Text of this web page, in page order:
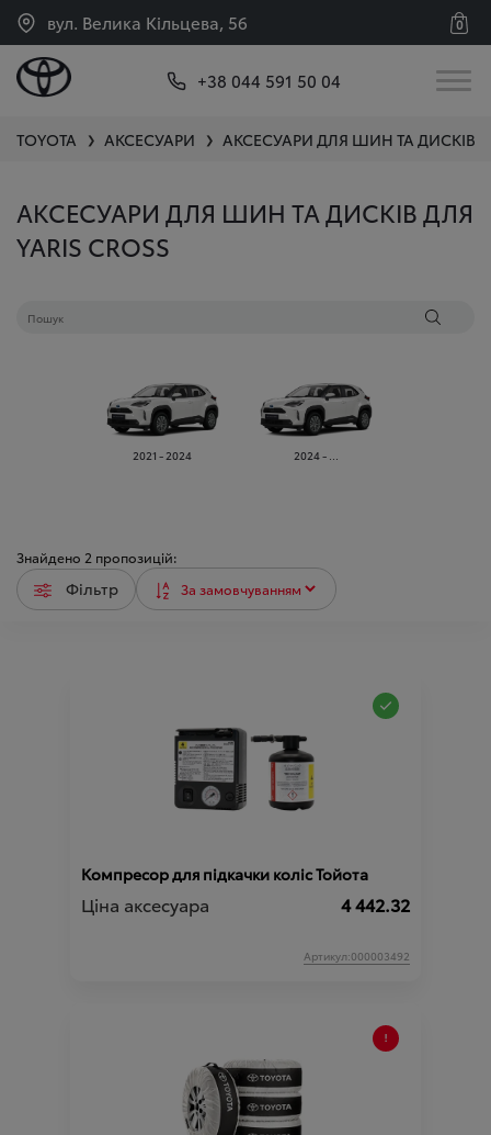
вул. Велика Кільцева, 56 0
+38 044 591 50 04
TOYOTA ❯ АКСЕСУАРИ ❯ АКСЕСУАРИ ДЛЯ ШИН ТА ДИСКІВ
АКСЕСУАРИ ДЛЯ ШИН ТА ДИСКІВ ДЛЯ
YARIS CROSS
2021 - 2024 2024 - ...
Знайдено 2 пропозицій:
Фільтр
Компресор для підкачки коліс Тойота
Ціна аксесуара 4 442.32
Артикул:000003492